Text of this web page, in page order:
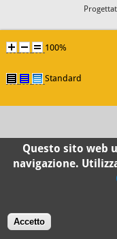
100%
Standard
Questo sito web
navigazione.
Accetto